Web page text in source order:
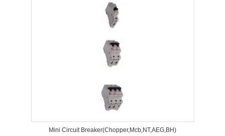
Mini Circuit Breaker(Chopper,Mcb,NT,AEG,BH)